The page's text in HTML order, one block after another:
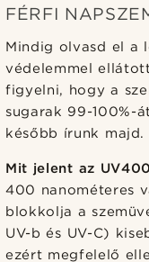
FÉRFI
Mindig olvasd el a
védelemmel
figyelni, hogy a
sugarak 99-100%-
később írunk majd.
Mit jelent az
400 nanométeres
blokkolja a
UV-b és UV-C)
ezért megfelelő